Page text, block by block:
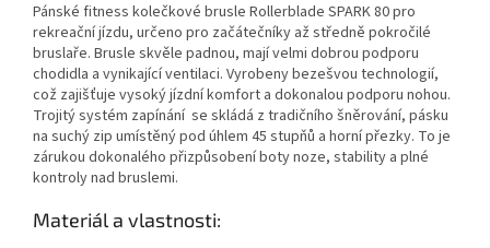
Pánské fitness kolečkové brusle Rollerblade SPARK 80 pro
rekreační jízdu, určeno pro začátečníky až středně pokročilé
bruslaře. Brusle skvěle padnou, mají velmi dobrou podporu
chodidla a vynikající ventilaci. Vyrobeny bezešvou technologií,
což zajišťuje vysoký jízdní komfort a dokonalou podporu nohou.
Trojitý systém zapínání se skládá z tradičního šněrování, pásku
na suchý zip umístěný pod úhlem 45 stupňů a horní přezky. To je
zárukou dokonalého přizpůsobení boty noze, stability a plné
kontroly nad bruslemi.
Materiál a vlastnosti: